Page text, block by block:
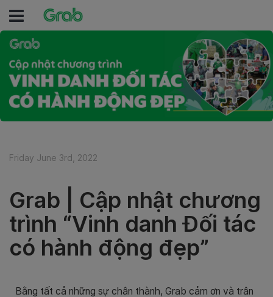
Friday June 3rd, 2022
Grab | Cập nhật chương
trình “Vinh danh Đối tác
có hành động đẹp”
Bằng tất cả những sự chân thành, Grab cảm ơn và trân